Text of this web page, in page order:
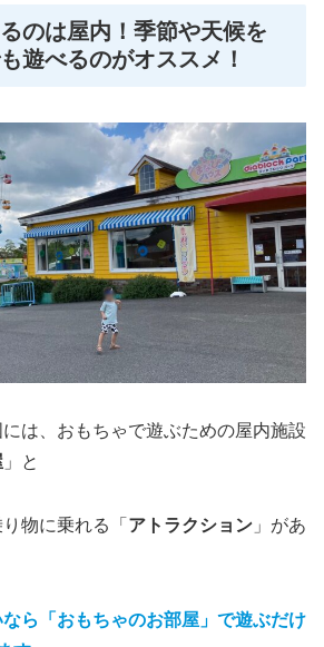
のは屋内！季節や天候を
遊べるのがオススメ！
は、おもちゃで遊ぶための屋内施設
」と
物に乗れる「 アトラクション 」があ
なら「おもちゃのお部屋」で遊ぶだけ